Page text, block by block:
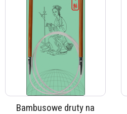
Bambusowe druty na